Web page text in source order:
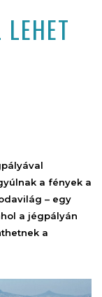
a fények a
– egy
a jégpályán
a